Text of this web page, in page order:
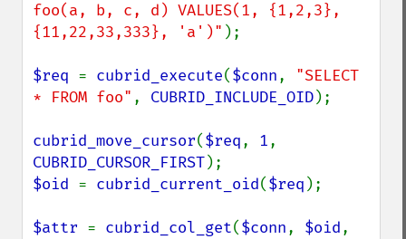
foo(a, b, c, d) VALUES(1, {1,2,3},
{11,22,33,333}, 'a')" );
$req = cubrid_execute($conn, "SELECT
* FROM foo" , CUBRID_INCLUDE_OID);
cubrid_move_cursor($req, 1
CUBRID_CURSOR_FIRST
$oid = cubrid_current_oid($req );
$attr = cubrid_col_get($conn, $oid